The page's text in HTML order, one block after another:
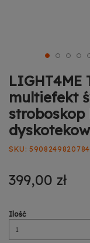
LIGHT4ME
multiefekt
stroboskop
SKU 5908249820784
399,00 zł
Ilość